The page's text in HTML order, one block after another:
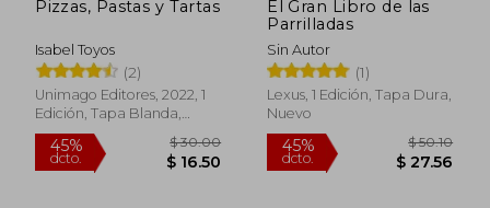
Pizzas, Pastas y Tartas
Isabel Toyos
(2)
Unimago Editores, 2022, 1
Edición, Tapa Blanda,
Nuevo
El Gran Libro de las
Parrilladas
Sin Autor
(1)
Lexus, 1 Edición, Tapa Dura,
Nuevo